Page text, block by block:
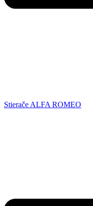
Stierače ALFA ROMEO